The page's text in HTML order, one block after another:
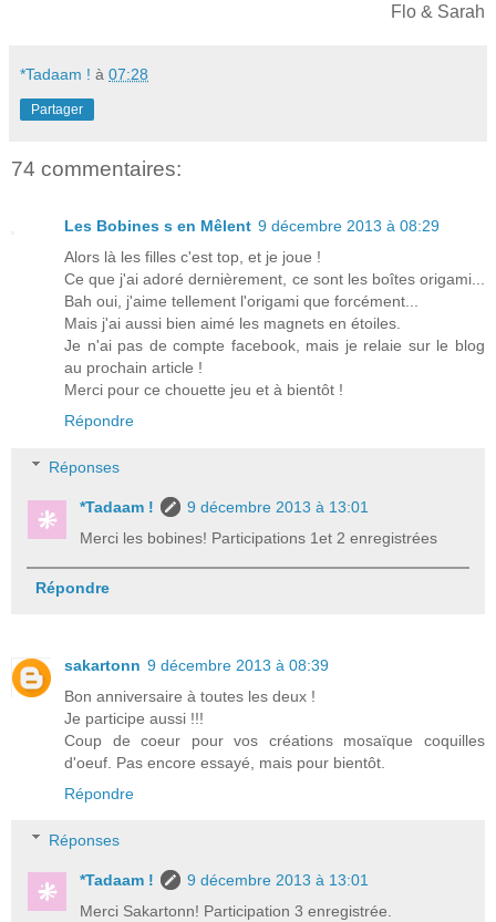
Flo & Sarah
*Tadaam ! à 07:28
Partager
74 commentaires:
Les Bobines s en Mêlent 9 décembre 2013 à 08:29
Alors là les filles c'est top, et je joue !
Ce que j'ai adoré dernièrement, ce sont les boîtes origami...
Bah oui, j'aime tellement l'origami que forcément...
Mais j'ai aussi bien aimé les magnets en étoiles.
Je n'ai pas de compte facebook, mais je relaie sur le blog
au prochain article !
Merci pour ce chouette jeu et à bientôt !
Répondre
Réponses
*Tadaam !
9 décembre 2013 à 13:01
Merci les bobines! Participations 1et 2 enregistrées
Répondre
sakartonn 9 décembre 2013 à 08:39
Bon anniversaire à toutes les deux !
Je participe aussi !!!
Coup de coeur pour vos créations mosaïque coquilles
d'oeuf. Pas encore essayé, mais pour bientôt.
Répondre
Réponses
*Tadaam !
9 décembre 2013 à 13:01
Merci Sakartonn! Participation 3 enregistrée.